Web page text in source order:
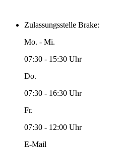
Zulassungsstelle Brake:
Mo. - Mi.
07:30 - 15:30 Uhr
Do.
07:30 - 16:30 Uhr
Fr.
07:30 - 12:00 Uhr
E-Mail